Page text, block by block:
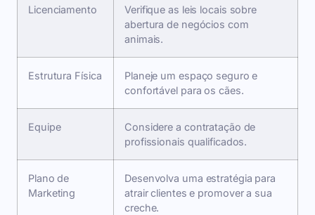
Licenciamento
Verifique as leis locais sobre
abertura de negócios com
animais.
Estrutura Física
Planeje um espaço seguro e
confortável para os cães.
Equipe
Considere a contratação de
profissionais qualificados.
Plano de
Marketing
Desenvolva uma estratégia para
atrair clientes e promover a sua
creche.